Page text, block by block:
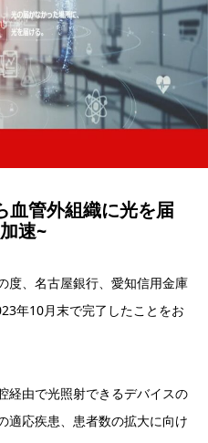
血管外組織に光を届
速~
度、名古屋銀行、愛知信用金庫
年10月末で完了したことをお
経由で光照射できるデバイスの
適応疾患、患者数の拡大に向け